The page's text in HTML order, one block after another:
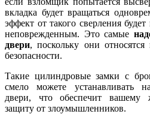
вкладка будет вращаться
эффект от такого сверления
неповрежденным. Это самые
двери, поскольку они относятся
безопасности.
Такие цилиндровые замки с
смело можете устанавливать
двери, что обеспечит
защиту от злоумышленников.